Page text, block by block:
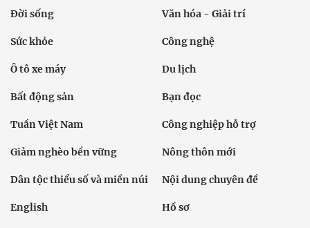
Đời sống Văn hóa - Giải trí
Sức khỏe Công nghệ
Ô tô xe máy Du lịch
Bất động sản Bạn đọc
Tuần Việt Nam Công nghiệp hỗ trợ
Giảm nghèo bền vững Nông thôn mới
Dân tộc thiểu số và miền núi Nội dung chuyên đề
English Hồ sơ